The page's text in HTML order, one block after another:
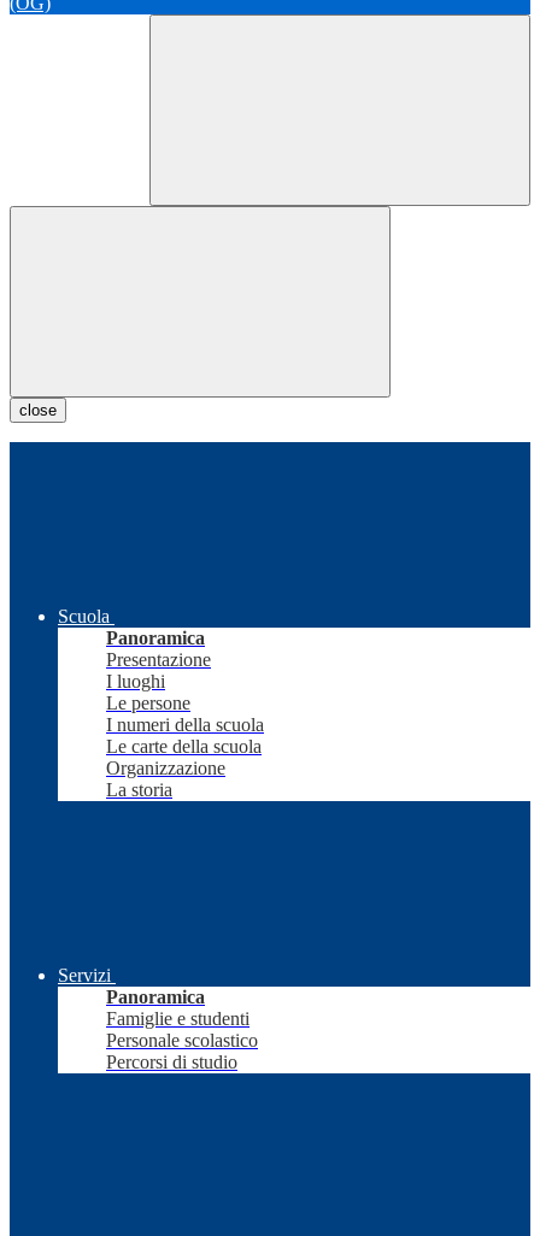
close
Scuola
Panoramica
Presentazione
I luoghi
Le persone
I numeri della scuola
Le carte della scuola
Organizzazione
La storia
Servizi
Panoramica
Famiglie e studenti
Personale scolastico
Percorsi di studio